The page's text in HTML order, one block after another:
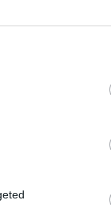
Cna
in